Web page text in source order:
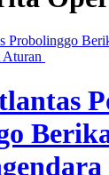
Probolinggo
Aturan